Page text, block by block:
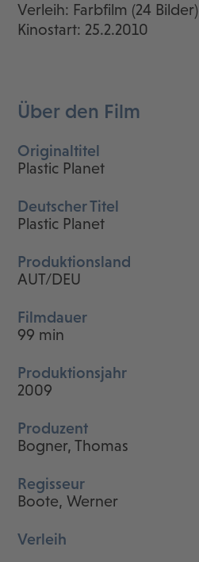
Verleih: Farbfilm (24 Bilder)
Kinostart: 25.2.2010
Über den Film
Originaltitel
Plastic Planet
Deutscher Titel
Plastic Planet
Produktionsland
AUT/DEU
Filmdauer
99 min
Produktionsjahr
2009
Produzent
Bogner, Thomas
Regisseur
Boote, Werner
Verleih